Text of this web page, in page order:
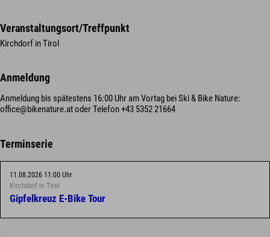
Veranstaltungsort/Treffpunkt
Kirchdorf in Tirol
Anmeldung
Anmeldung bis spätestens 16:00 Uhr am Vortag bei Ski & Bike Nature:
office@bikenature.at oder Telefon +43 5352 21664
Terminserie
11.08.2026 11:00 Uhr
Kirchdorf in Tirol
Gipfelkreuz E-Bike Tour